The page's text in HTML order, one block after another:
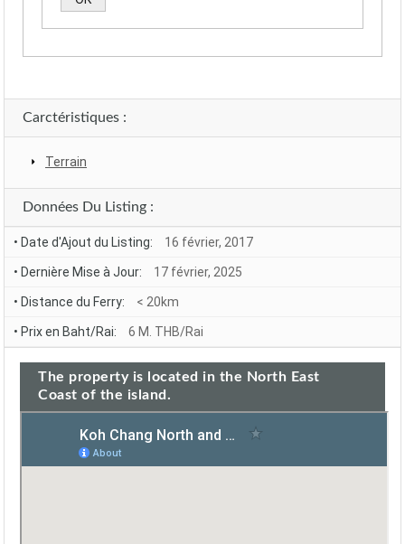
Carctéristiques :
Terrain
Données Du Listing :
• Date d'Ajout du Listing: 16 février, 2017
• Dernière Mise à Jour: 17 février, 2025
• Distance du Ferry: < 20km
• Prix en Baht/Rai: 6 M. THB/Rai
The property is located in the North East
Coast of the island.